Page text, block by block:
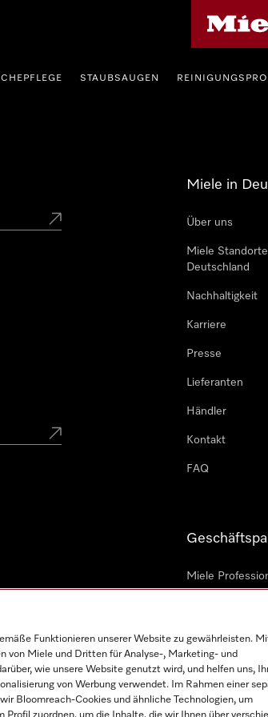
STAUBSAUGEN
Miele in
Über uns
Miele
Deutschland
Nachhaltigkeit
Karriere
Presse
Lieferanten
Händler
Kontakt
FAQ
Miele
Miele Marine
Architekten und
Funktionieren unserer Website zu gewährleisten.
von Miele und Dritten für Analyse-, Marketing- und
wie unsere Website genutzt wird, und helfen uns,
von Werbung verwendet. Im Rahmen einer
Bloomreach-Cookies und ähnliche Technologien, um